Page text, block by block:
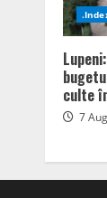
culte
7